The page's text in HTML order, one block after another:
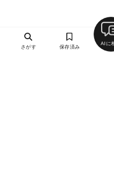
さがす 保存済み
AIに